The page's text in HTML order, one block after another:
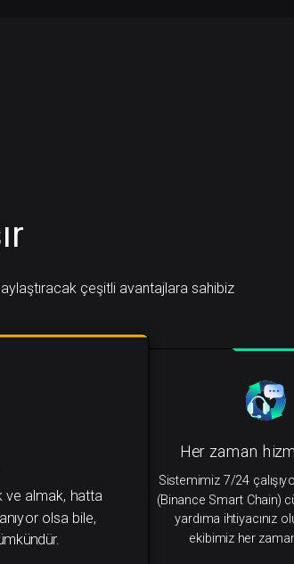
çeşitli avantajlara sahibiz
ve almak, hatta
olsa bile,
Her zaman
Sistemimiz 7/24
(Binance Smart Chain)
yardıma ihtiyacınız
ekibimiz her